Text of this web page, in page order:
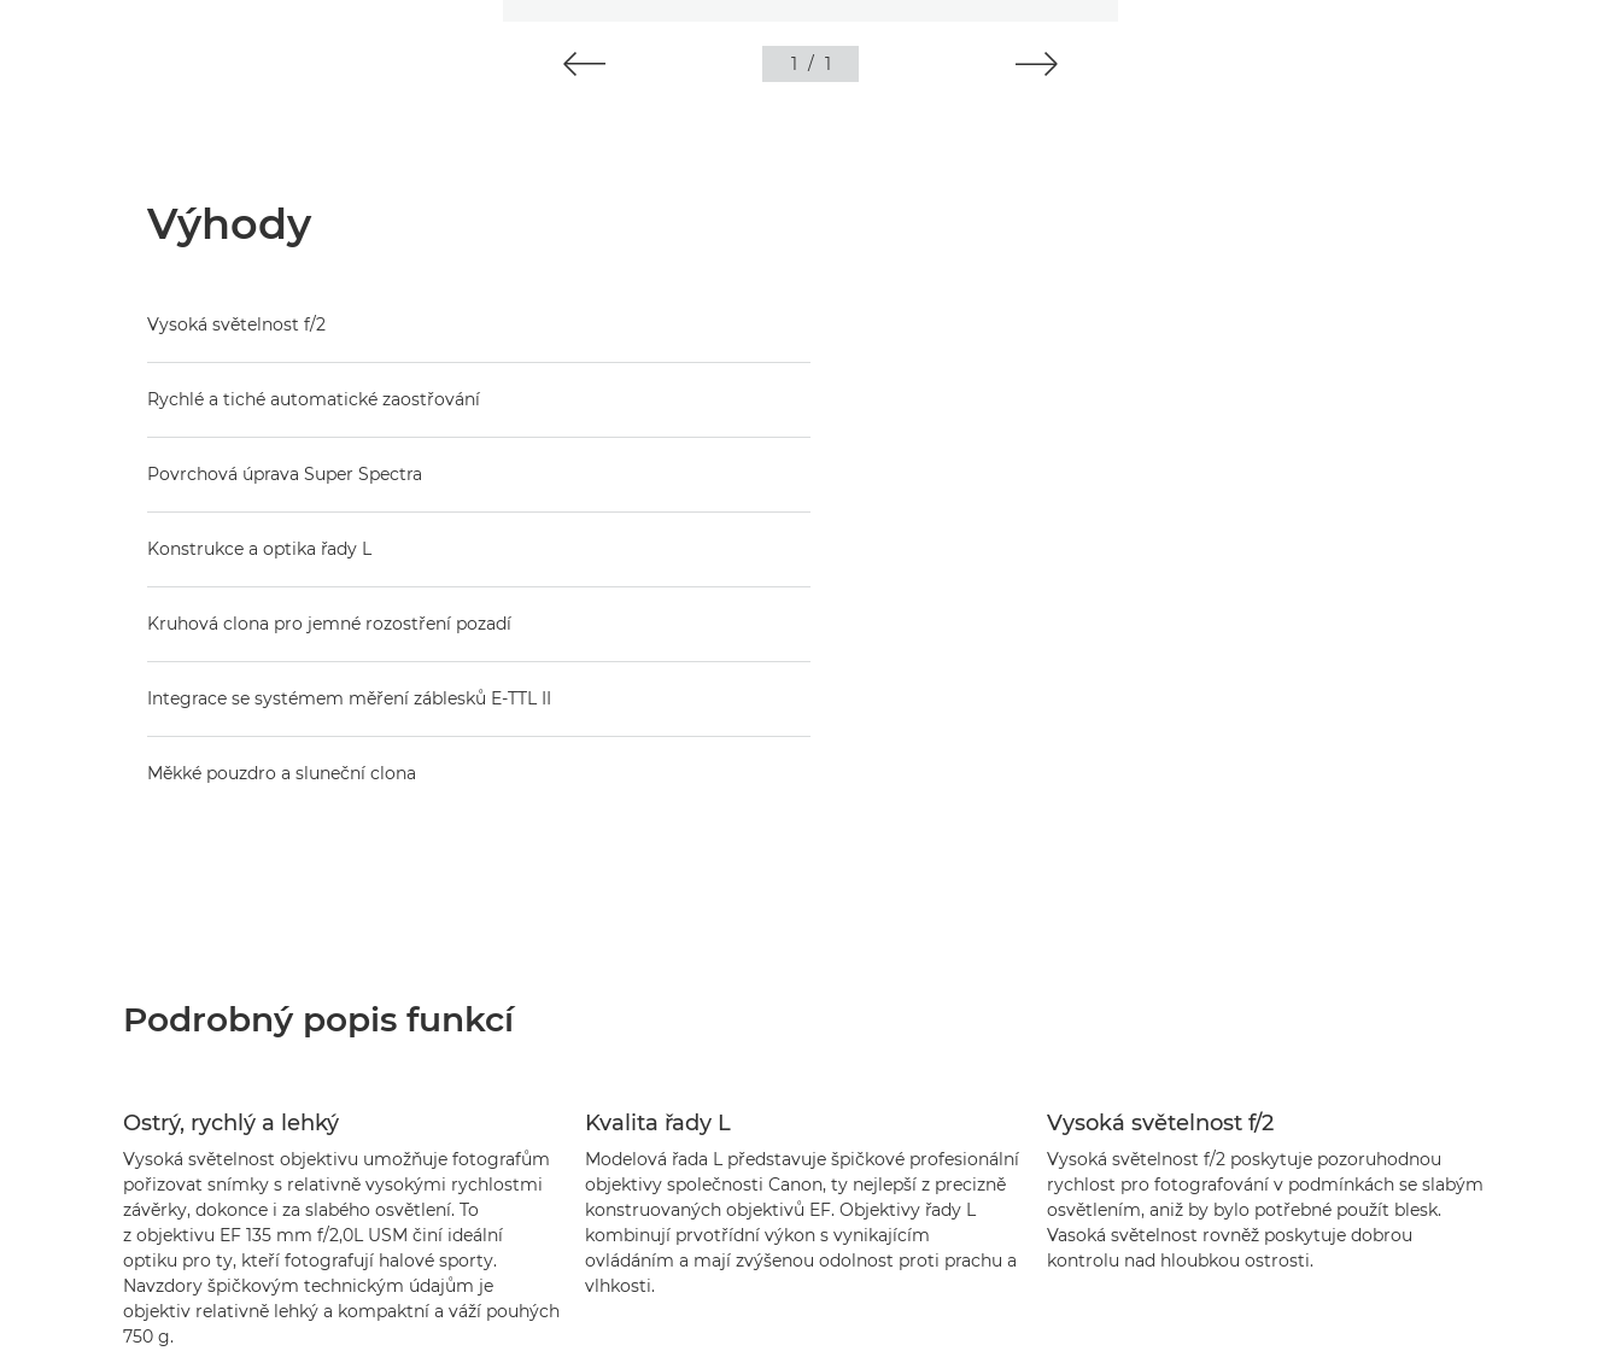
1 / 1
Výhody
Vysoká světelnost f/2
Rychlé a tiché automatické zaostřování
Povrchová úprava Super Spectra
Konstrukce a optika řady L
Kruhová clona pro jemné rozostření pozadí
Integrace se systémem měření záblesků E-TTL II
Měkké pouzdro a sluneční clona
Podrobný popis funkcí
Ostrý, rychlý a lehký
Vysoká světelnost objektivu umožňuje fotografům
pořizovat snímky s relativně vysokými rychlostmi
závěrky, dokonce i za slabého osvětlení. To
z objektivu EF 135 mm f/2,0L USM činí ideální
optiku pro ty, kteří fotografují halové sporty.
Navzdory špičkovým technickým údajům je
objektiv relativně lehký a kompaktní a váží pouhých
750 g.
Kvalita řady L
Modelová řada L představuje špičkové profesionální
objektivy společnosti Canon, ty nejlepší z precizně
konstruovaných objektivů EF. Objektivy řady L
kombinují prvotřídní výkon s vynikajícím
ovládáním a mají zvýšenou odolnost proti prachu a
vlhkosti.
Vysoká světelnost f/2
Vysoká světelnost f/2 poskytuje pozoruhodnou
rychlost pro fotografování v podmínkách se slabým
osvětlením, aniž by bylo potřebné použít blesk.
Vasoká světelnost rovněž poskytuje dobrou
kontrolu nad hloubkou ostrosti.